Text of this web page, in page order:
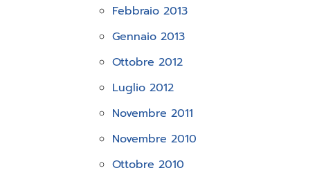
Febbraio 2013
Gennaio 2013
Ottobre 2012
Luglio 2012
Novembre 2011
Novembre 2010
Ottobre 2010